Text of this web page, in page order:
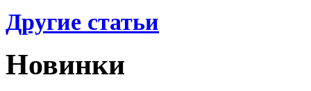
Другие статьи
Новинки